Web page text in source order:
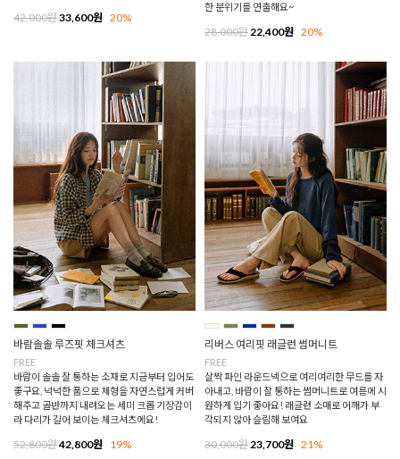
42,000원33,600원 20%
한 분위기를 연출해요~
28,000원22,400원 20%
바람솔솔 루즈핏 체크셔츠
FREE
바람이 솔솔 잘 통하는 소재로 지금부터 입어도
좋구요, 넉넉한 품으로 체형을 자연스럽게 커버
해주고 골반까지 내려오는 세미 크롭 기장감이
라 다리가 길어 보이는 체크셔츠에요!
52,800원42,800원 19%
리버스 여리핏 래글런 썸머니트
FREE
살짝 파인 라운드넥으로 여리여리한 무드를 자
아내고, 바람이 잘 통하는 썸머니트로 여름에 시
원하게 입기 좋아요! 래글런 소매로 어깨가 부
각되지 않아 슬림해 보여요
30,000원 23,700원 21%